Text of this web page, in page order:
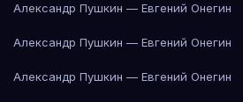
Александр Пушкин — Евгений Онегин
Александр Пушкин — Евгений Онегин
Александр Пушкин — Евгений Онегин